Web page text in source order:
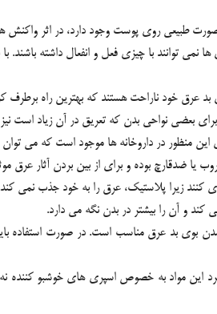
طبيعي روي پوست وجود دارد، در اثر واکنش
توانند با چيزي فعل و انفعال داشته باشند.
بد عرق خود ناراحت هستند که بهترين راه
بعضي نواحي بدن که تعريق در آن زياد است
در داروخانه ها موجود است که مي توان از
يا ضدقارچ بوده و براي از بين بردن آثار عرق
کنند زيرا پلاستيک، عرق را به خود جذب نمي
و آن را بيشتر در بدن نگه مي دارد.
بوي بد عرق مناسب است. در صورت استفاده
به خصوص اسپري هاي خوشبو کننده نه